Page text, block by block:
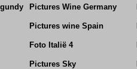
Pictures Wine Germany
Pictures wine Spain
Foto Italië 4
Pictures Sky